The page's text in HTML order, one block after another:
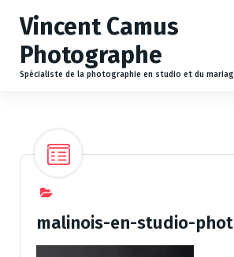
Vincent Camus
Photographe
Spécialiste de la photographie en studio et du
malinois-en-studio-